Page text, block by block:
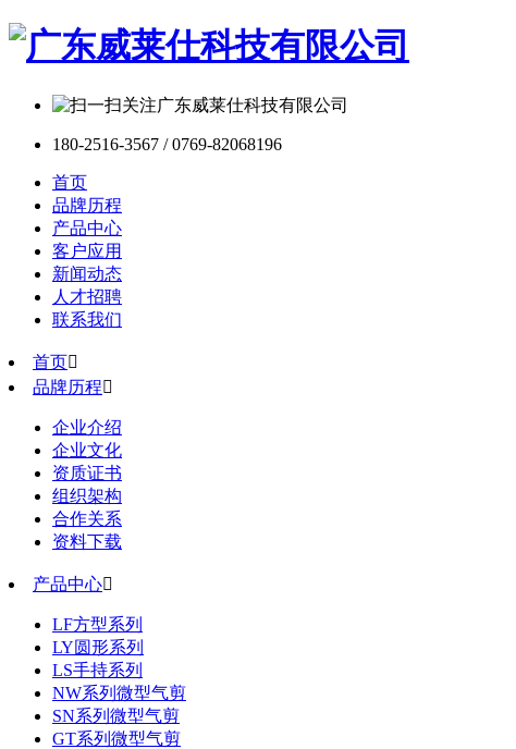
180-2516-3567 / 0769-82068196
首页
品牌历程
产品中心
客户应用
新闻动态
人才招聘
联系我们
首页
品牌历程
企业介绍
企业文化
资质证书
组织架构
合作关系
资料下载
产品中心
LF方型系列
LY圆形系列
LS手持系列
NW系列微型气剪
SN系列微型气剪
GT系列微型气剪